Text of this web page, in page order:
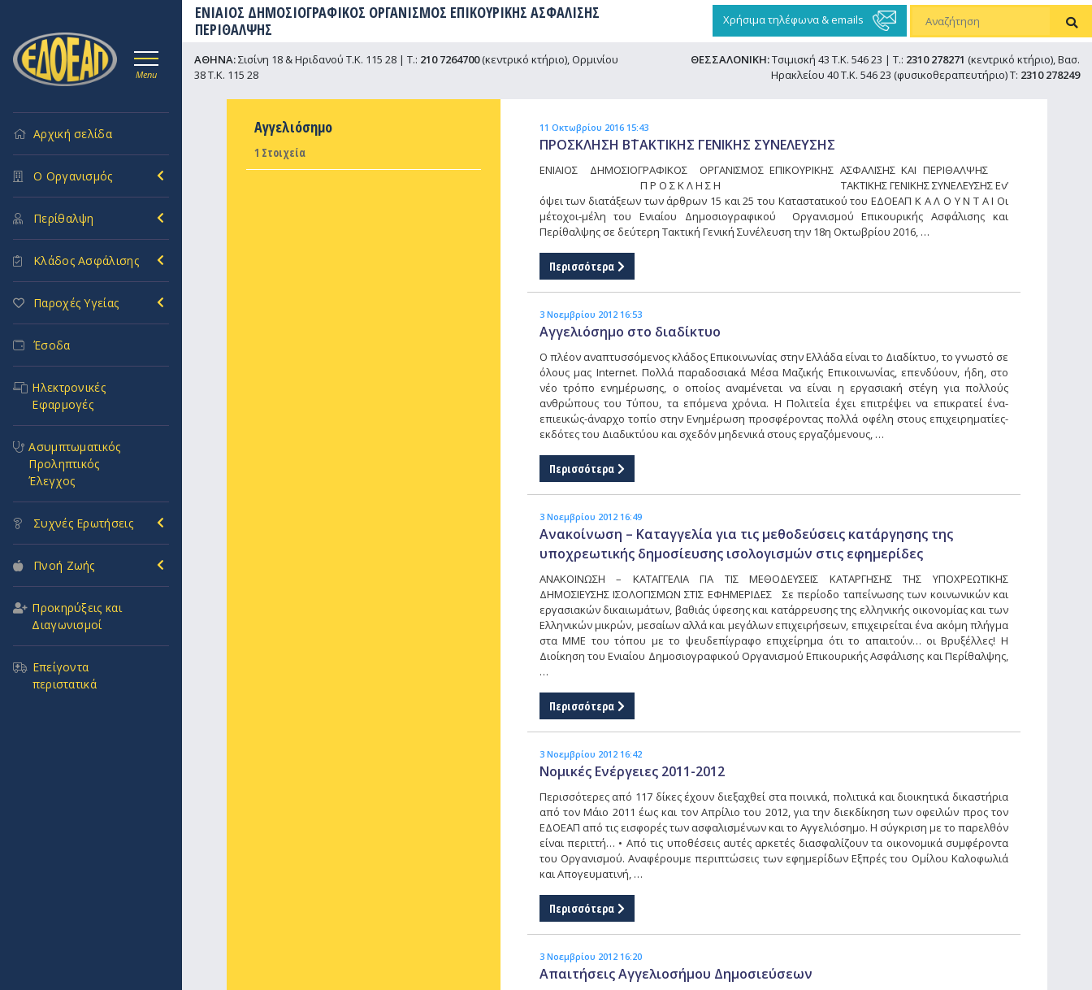
ΕΝΙΑΙΟΣ ΔΗΜΟΣΙΟΓΡΑΦΙΚΟΣ ΟΡΓΑΝΙΣΜΟΣ ΕΠΙΚΟΥΡΙΚΗΣ ΑΣΦΑΛΙΣΗΣ
ΠΕΡΙΘΑΛΨΗΣ
Χρήσιμα τηλέφωνα & emails
Menu
Αρχική σελίδα
Ο Οργανισμός
Περίθαλψη
Κλάδος Ασφάλισης
Παροχές Υγείας
Έσοδα
Ηλεκτρονικές
Εφαρμογές
Ασυμπτωματικός
Προληπτικός
Έλεγχος
Συχνές Ερωτήσεις
Πνοή Ζωής
Προκηρύξεις και
Διαγωνισμοί
Επείγοντα
περιστατικά
ΑΘΗΝΑ:Σισίνη 18 & Ηριδανού Τ.Κ. 115 28 | Τ.: 210 7264700(κεντρικό κτήριο), Ορμινίου
38 Τ.Κ. 115 28
ΘΕΣΣΑΛΟΝΙΚΗ:Τσιμισκή 43 Τ.Κ. 546 23 | Τ.: 2310 278271 (κεντρικό κτήριο), Βασ.
Ηρακλείου 40 Τ.Κ. 546 23 (φυσικοθεραπευτήριο) Τ: 2310 278249
Αγγελιόσημο
1 Στοιχεία
11 Οκτωβρίου 2016 15:43
ΠΡΟΣΚΛΗΣΗ Β΄ΤΑΚΤΙΚΗΣ ΓΕΝΙΚΗΣ ΣΥΝΕΛΕΥΣΗΣ
ΕΝΙΑΙΟΣ ΔΗΜΟΣΙΟΓΡΑΦΙΚΟΣ ΟΡΓΑΝΙΣΜΟΣ ΕΠΙΚΟΥΡΙΚΗΣ ΑΣΦΑΛΙΣΗΣ ΚΑΙ ΠΕΡΙΘΑΛΨΗΣ
Π Ρ Ο Σ Κ Λ Η Σ Η ΤΑΚΤΙΚΗΣ ΓΕΝΙΚΗΣ ΣΥΝΕΛΕΥΣΗΣ Εν’
όψει των διατάξεων των άρθρων 15 και 25 του Καταστατικού του ΕΔΟΕΑΠ Κ Α Λ Ο Υ Ν Τ Α Ι Οι
μέτοχοι-μέλη του Ενιαίου Δημοσιογραφικού Οργανισμού Επικουρικής Ασφάλισης και
Περίθαλψης σε δεύτερη Τακτική Γενική Συνέλευση την 18η Οκτωβρίου 2016, …
Περισσότερα
3 Νοεμβρίου 2012 16:53
Αγγελιόσημο στο διαδίκτυο
Ο πλέον αναπτυσσόμενος κλάδος Επικοινωνίας στην Ελλάδα είναι το Διαδίκτυο, το γνωστό σε
όλους μας Internet. Πολλά παραδοσιακά Μέσα Μαζικής Επικοινωνίας, επενδύουν, ήδη, στο
νέο τρόπο ενημέρωσης, ο οποίος αναμένεται να είναι η εργασιακή στέγη για πολλούς
ανθρώπους του Τύπου, τα επόμενα χρόνια. Η Πολιτεία έχει επιτρέψει να επικρατεί ένα-
επιεικώς-άναρχο τοπίο στην Ενημέρωση προσφέροντας πολλά οφέλη στους επιχειρηματίες-
εκδότες του Διαδικτύου και σχεδόν μηδενικά στους εργαζόμενους, …
Περισσότερα
3 Νοεμβρίου 2012 16:49
Ανακοίνωση – Καταγγελία για τις μεθοδεύσεις κατάργησης της
υποχρεωτικής δημοσίευσης ισολογισμών στις εφημερίδες
ΑΝΑΚΟΙΝΩΣΗ – ΚΑΤΑΓΓΕΛΙΑ ΓΙΑ ΤΙΣ ΜΕΘΟΔΕΥΣΕΙΣ ΚΑΤΑΡΓΗΣΗΣ ΤΗΣ ΥΠΟΧΡΕΩΤΙΚΗΣ
ΔΗΜΟΣΙΕΥΣΗΣ ΙΣΟΛΟΓΙΣΜΩΝ ΣΤΙΣ ΕΦΗΜΕΡΙΔΕΣ Σε περίοδο ταπείνωσης των κοινωνικών και
εργασιακών δικαιωμάτων, βαθιάς ύφεσης και κατάρρευσης της ελληνικής οικονομίας και των
Ελληνικών μικρών, μεσαίων αλλά και μεγάλων επιχειρήσεων, επιχειρείται ένα ακόμη πλήγμα
στα ΜΜΕ του τόπου με το ψευδεπίγραφο επιχείρημα ότι το απαιτούν… οι Βρυξέλλες! Η
Διοίκηση του Ενιαίου Δημοσιογραφικού Οργανισμού Επικουρικής Ασφάλισης και Περίθαλψης,
…
Περισσότερα
3 Νοεμβρίου 2012 16:42
Νομικές Ενέργειες 2011-2012
Περισσότερες από 117 δίκες έχουν διεξαχθεί στα ποινικά, πολιτικά και διοικητικά δικαστήρια
από τον Μάιο 2011 έως και τον Απρίλιο του 2012, για την διεκδίκηση των οφειλών προς τον
ΕΔΟΕΑΠ από τις εισφορές των ασφαλισμένων και το Αγγελιόσημο. Η σύγκριση με το παρελθόν
είναι περιττή… • Από τις υποθέσεις αυτές αρκετές διασφαλίζουν τα οικονομικά συμφέροντα
του Οργανισμού. Αναφέρουμε περιπτώσεις των εφημερίδων Εξπρές του Ομίλου Καλοφωλιά
και Απογευματινή, …
Περισσότερα
3 Νοεμβρίου 2012 16:20
Απαιτήσεις Αγγελιοσήμου Δημοσιεύσεων